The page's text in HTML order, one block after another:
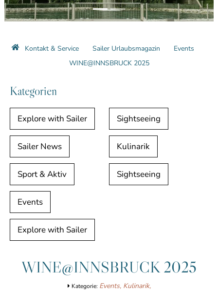
Kontakt & Service Sailer Urlaubsmagazin
Events
WINE@INNSBRUCK 2025
Kategorien
Explore with Sailer Sightseeing
Sailer News Kulinarik
Sport & Aktiv Sightseeing
Events
Explore with Sailer
WINE@INNSBRUCK 2025
Kategorie: Events, Kulinarik,